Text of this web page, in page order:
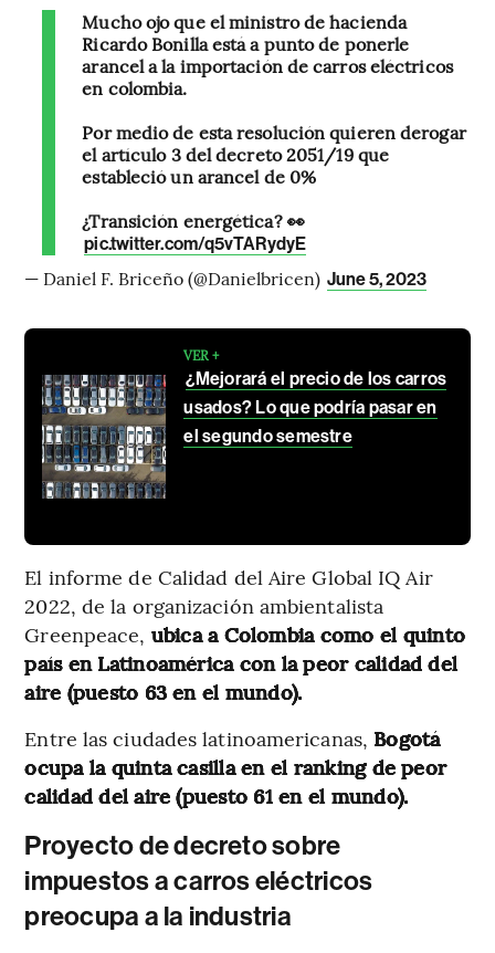
Mucho ojo que el ministro de hacienda
Ricardo Bonilla está a punto de ponerle
arancel a la importación de carros eléctricos
en colombia.
Por medio de esta resolución quieren derogar
el artículo 3 del decreto 2051/19 que
estableció un arancel de 0%
¿Transición energética? 👀
pic.twitter.com/q5vTARydyE
— Daniel F. Briceño (@Danielbricen) June 5, 2023
VER +
¿Mejorará el precio de los carros
usados? Lo que podría pasar en
el segundo semestre
El informe de Calidad del Aire Global IQ Air
2022, de la organización ambientalista
Greenpeace, ubica a Colombia como el quinto
país en Latinoamérica con la peor calidad del
aire (puesto 63 en el mundo).
Entre las ciudades latinoamericanas, Bogotá
ocupa la quinta casilla en el ranking de peor
calidad del aire (puesto 61 en el mundo).
Proyecto de decreto sobre
impuestos a carros eléctricos
preocupa a la industria